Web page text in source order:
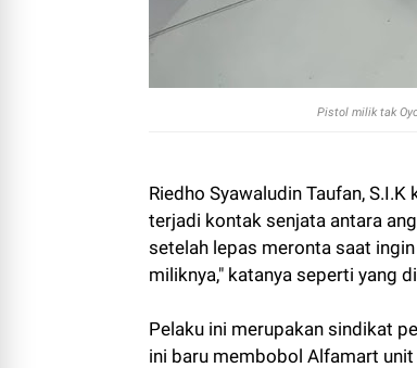
Pistol milik tak
Riedho Syawaludin Taufan,
terjadi kontak senjata antara
setelah lepas meronta saat
miliknya," katanya seperti yang
Pelaku ini merupakan sindikat
ini baru membobol Alfamart unit